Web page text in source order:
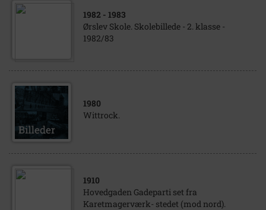
1982 - 1983
Ørslev Skole. Skolebillede - 2. klasse -
1982/83
1980
Wittrock.
1910
Hovedgaden Gadeparti set fra
Karetmagerværk- stedet (mod nord).